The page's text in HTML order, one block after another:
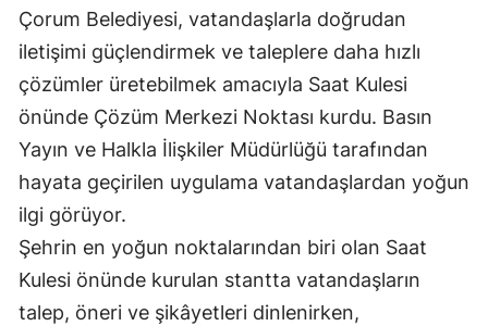
Giresun
Gümüşhane
Hakkari
Hatay
Mersin
İstanbul
Çorum Belediyesi, vatandaşlarla doğrudan
iletişimi güçlendirmek ve taleplere daha hızlı
çözümler üretebilmek amacıyla Saat Kulesi
önünde Çözüm Merkezi Noktası kurdu. Basın
Yayın ve Halkla İlişkiler Müdürlüğü tarafından
hayata geçirilen uygulama vatandaşlardan yoğun
ilgi görüyor.
Şehrin en yoğun noktalarından biri olan Saat
Kulesi önünde kurulan stantta vatandaşların
talep, öneri ve şikâyetleri dinlenirken,